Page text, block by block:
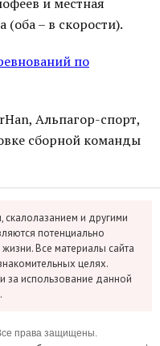
(оба – в скорости).
по
Альпагор-спорт,
сборной команды
скалолазанием и другими
потенциально
Все материалы сайта
целях.
за использование данной
права защищены.